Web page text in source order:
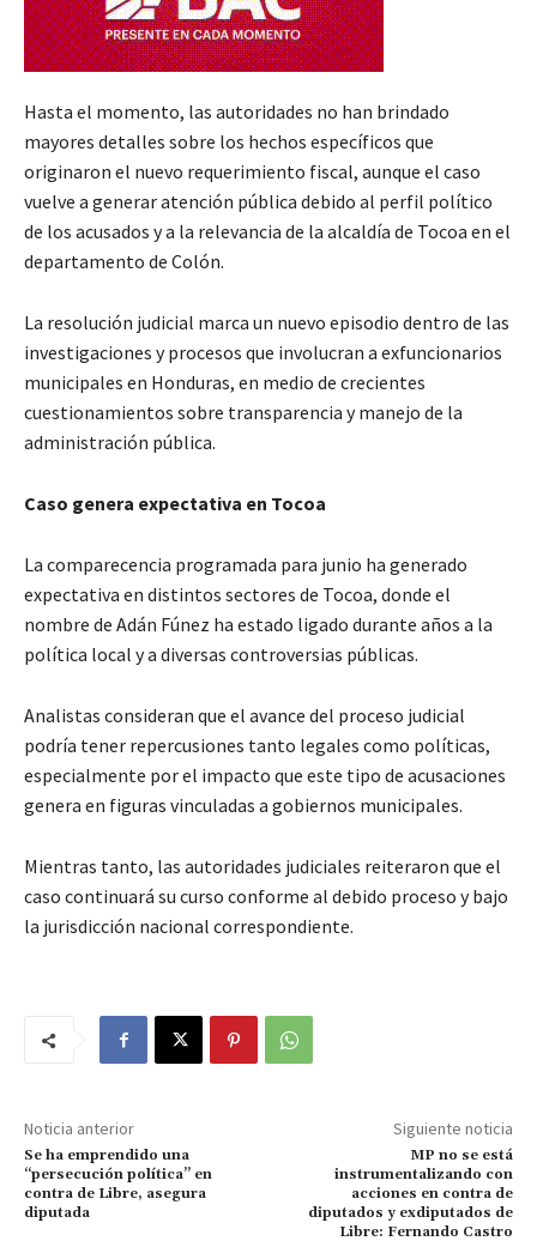
Hasta el momento, las autoridades no han brindado
mayores detalles sobre los hechos específicos que
originaron el nuevo requerimiento fiscal, aunque el caso
vuelve a generar atención pública debido al perfil político
de los acusados y a la relevancia de la alcaldía de Tocoa en el
departamento de Colón.
La resolución judicial marca un nuevo episodio dentro de las
investigaciones y procesos que involucran a exfuncionarios
municipales en Honduras, en medio de crecientes
cuestionamientos sobre transparencia y manejo de la
administración pública.
Caso genera expectativa en Tocoa
La comparecencia programada para junio ha generado
expectativa en distintos sectores de Tocoa, donde el
nombre de Adán Fúnez ha estado ligado durante años a la
política local y a diversas controversias públicas.
Analistas consideran que el avance del proceso judicial
podría tener repercusiones tanto legales como políticas,
especialmente por el impacto que este tipo de acusaciones
genera en figuras vinculadas a gobiernos municipales.
Mientras tanto, las autoridades judiciales reiteraron que el
caso continuará su curso conforme al debido proceso y bajo
la jurisdicción nacional correspondiente.
Noticia anterior
Se ha emprendido una
“persecución política” en
contra de Libre, asegura
diputada
Siguiente noticia
MP no se está
instrumentalizando con
acciones en contra de
diputados y exdiputados de
Libre: Fernando Castro